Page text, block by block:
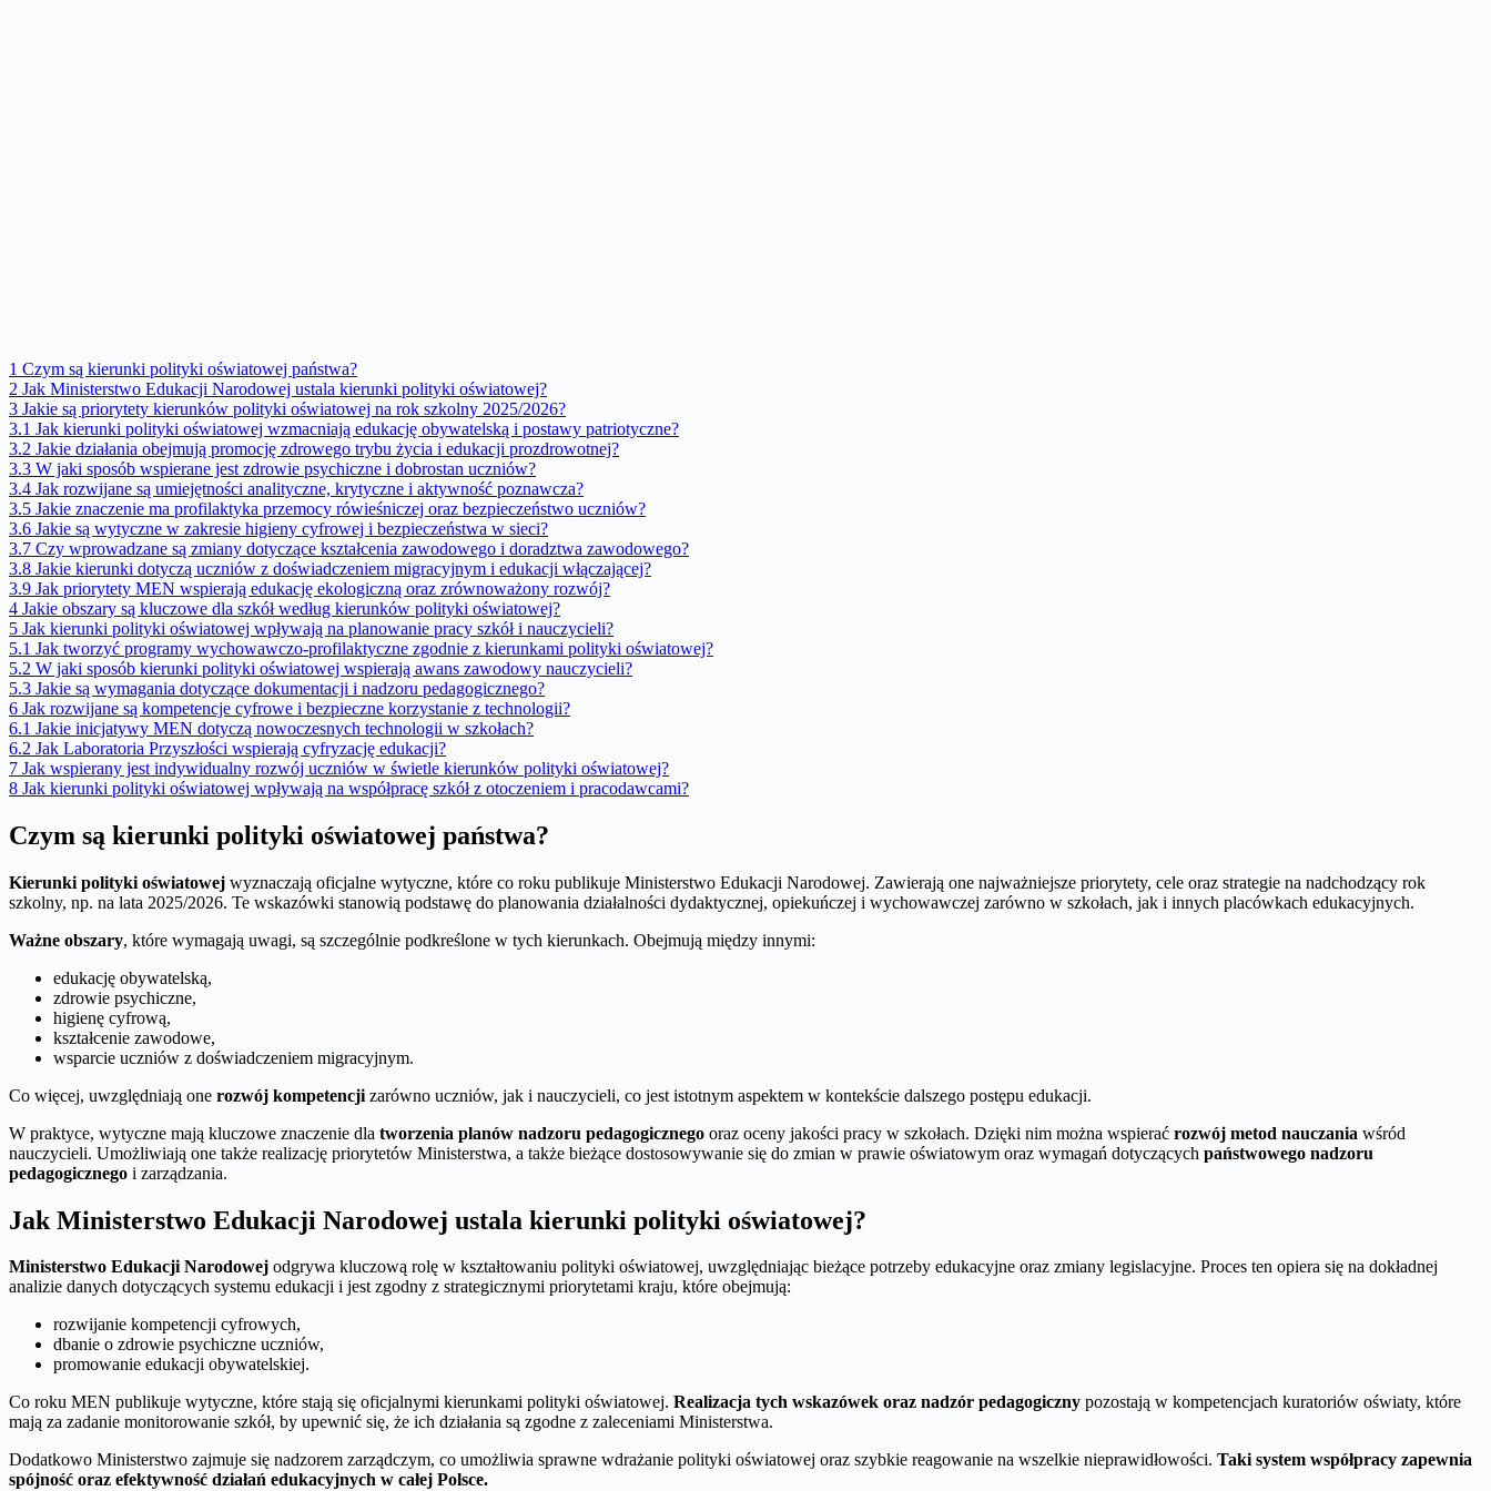
1 Czym są kierunki polityki oświatowej państwa?
2 Jak Ministerstwo Edukacji Narodowej ustala kierunki polityki oświatowej?
3 Jakie są priorytety kierunków polityki oświatowej na rok szkolny 2025/2026?
3.1 Jak kierunki polityki oświatowej wzmacniają edukację obywatelską i postawy patriotyczne?
3.2 Jakie działania obejmują promocję zdrowego trybu życia i edukacji prozdrowotnej?
3.3 W jaki sposób wspierane jest zdrowie psychiczne i dobrostan uczniów?
3.4 Jak rozwijane są umiejętności analityczne, krytyczne i aktywność poznawcza?
3.5 Jakie znaczenie ma profilaktyka przemocy rówieśniczej oraz bezpieczeństwo uczniów?
3.6 Jakie są wytyczne w zakresie higieny cyfrowej i bezpieczeństwa w sieci?
3.7 Czy wprowadzane są zmiany dotyczące kształcenia zawodowego i doradztwa zawodowego?
3.8 Jakie kierunki dotyczą uczniów z doświadczeniem migracyjnym i edukacji włączającej?
3.9 Jak priorytety MEN wspierają edukację ekologiczną oraz zrównoważony rozwój?
4 Jakie obszary są kluczowe dla szkół według kierunków polityki oświatowej?
5 Jak kierunki polityki oświatowej wpływają na planowanie pracy szkół i nauczycieli?
5.1 Jak tworzyć programy wychowawczo-profilaktyczne zgodnie z kierunkami polityki oświatowej?
5.2 W jaki sposób kierunki polityki oświatowej wspierają awans zawodowy nauczycieli?
5.3 Jakie są wymagania dotyczące dokumentacji i nadzoru pedagogicznego?
6 Jak rozwijane są kompetencje cyfrowe i bezpieczne korzystanie z technologii?
6.1 Jakie inicjatywy MEN dotyczą nowoczesnych technologii w szkołach?
6.2 Jak Laboratoria Przyszłości wspierają cyfryzację edukacji?
7 Jak wspierany jest indywidualny rozwój uczniów w świetle kierunków polityki oświatowej?
8 Jak kierunki polityki oświatowej wpływają na współpracę szkół z otoczeniem i pracodawcami?
Czym są kierunki polityki oświatowej państwa?
Kierunki polityki oświatowej wyznaczają oficjalne wytyczne, które co roku publikuje Ministerstwo Edukacji Narodowej. Zawierają one najważniejsze priorytety, cele oraz strategie na nadchodzący rok
szkolny, np. na lata 2025/2026. Te wskazówki stanowią podstawę do planowania działalności dydaktycznej, opiekuńczej i wychowawczej zarówno w szkołach, jak i innych placówkach edukacyjnych.
Ważne obszary, które wymagają uwagi, są szczególnie podkreślone w tych kierunkach. Obejmują między innymi:
edukację obywatelską,
zdrowie psychiczne,
higienę cyfrową,
kształcenie zawodowe,
wsparcie uczniów z doświadczeniem migracyjnym.
Co więcej, uwzględniają one rozwój kompetencji zarówno uczniów, jak i nauczycieli, co jest istotnym aspektem w kontekście dalszego postępu edukacji.
W praktyce, wytyczne mają kluczowe znaczenie dla tworzenia planów nadzoru pedagogicznego oraz oceny jakości pracy w szkołach. Dzięki nim można wspierać rozwój metod nauczania wśród
nauczycieli. Umożliwiają one także realizację priorytetów Ministerstwa, a także bieżące dostosowywanie się do zmian w prawie oświatowym oraz wymagań dotyczących państwowego nadzoru
pedagogicznego i zarządzania.
Jak Ministerstwo Edukacji Narodowej ustala kierunki polityki oświatowej?
Ministerstwo Edukacji Narodowej odgrywa kluczową rolę w kształtowaniu polityki oświatowej, uwzględniając bieżące potrzeby edukacyjne oraz zmiany legislacyjne. Proces ten opiera się na dokładnej
analizie danych dotyczących systemu edukacji i jest zgodny z strategicznymi priorytetami kraju, które obejmują:
rozwijanie kompetencji cyfrowych,
dbanie o zdrowie psychiczne uczniów,
promowanie edukacji obywatelskiej.
Co roku MEN publikuje wytyczne, które stają się oficjalnymi kierunkami polityki oświatowej. Realizacja tych wskazówek oraz nadzór pedagogiczny pozostają w kompetencjach kuratoriów oświaty, które
mają za zadanie monitorowanie szkół, by upewnić się, że ich działania są zgodne z zaleceniami Ministerstwa.
Dodatkowo Ministerstwo zajmuje się nadzorem zarządczym, co umożliwia sprawne wdrażanie polityki oświatowej oraz szybkie reagowanie na wszelkie nieprawidłowości. Taki system współpracy zapewnia
spójność oraz efektywność działań edukacyjnych w całej Polsce.